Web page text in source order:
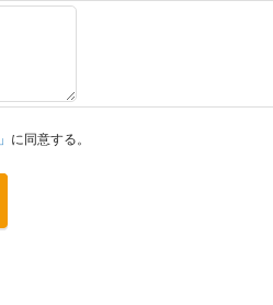
に同意する。